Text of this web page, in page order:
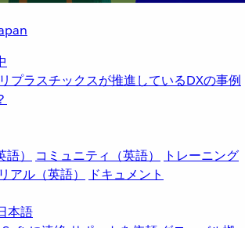
プラスチックスが推進しているDXの事例
）
コミュニティ（英語）
トレーニング
アル（英語）
ドキュメント
本語